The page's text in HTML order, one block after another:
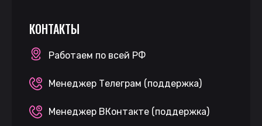
КОНТАКТЫ
Работаем по всей РФ
Менеджер Телеграм (поддержка)
Менеджер ВКонтакте (поддержка)